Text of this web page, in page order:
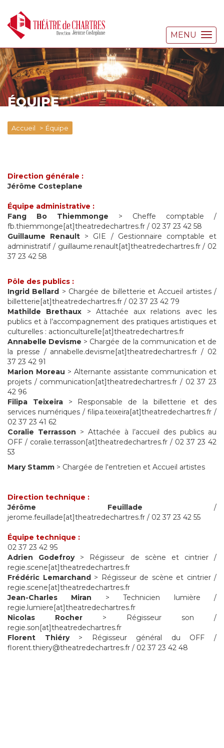
MENU
ÉQUIPE
Accueil Équipe
Direction générale :
Jérôme Costeplane
Équipe administrative :
Fang Bo Thiemmonge > Cheffe comptable /
fb.thiemmonge[at]theatredechartres.fr / 02 37 23 42 58
Guillaume Renault > GIE / Gestionnaire comptable et
administratif / guillaume.renault[at]theatredechartres.fr / 02
37 23 42 58
Pôle des publics :
Ingrid Bellard > Chargée de billetterie et Accueil artistes /
billetterie[at]theatredechartres.fr / 02 37 23 42 79
Mathilde Brethaux > Attachée aux relations avec les
publics et à l’accompagnement des pratiques artistiques et
culturelles : actionculturelle[at]theatredechartres.fr
Annabelle Devisme > Chargée de la communication et de
la presse / annabelle.devisme[at]theatredechartres.fr / 02
37 23 42 91
Marion Moreau > Alternante assistante communication et
projets / communication[at]theatredechartres.fr / 02 37 23
42 96
Filipa Teixeira> Responsable de la billetterie et des
services numériques / filipa.teixeira[at]theatredechartres.fr /
02 37 23 41 62
Coralie Terrasson > Attachée à l’accueil des publics au
OFF / coralie.terrasson[at]theatredechartres.fr / 02 37 23 42
53
Mary Stamm > Chargée de l'entretien et Accueil artistes
Direction technique :
Jérôme Feuillade /
jerome.feuillade[at]theatredechartres.fr / 02 37 23 42 55
Équipe technique :
02 37 23 42 95
Adrien Godefroy> Régisseur de scène et cintrier /
regie.scene[at]theatredechartres.fr
Frédéric Lemarchand> Régisseur de scène et cintrier /
regie.scene[at]theatredechartres.fr
Jean-Charles Miran > Technicien lumière /
regie.lumiere[at]theatredechartres.fr
Nicolas Rocher > Régisseur son /
regie.son[at]theatredechartres.fr
Florent Thiéry> Régisseur général du OFF /
florent.thiery@theatredechartres.fr / 02 37 23 42 48